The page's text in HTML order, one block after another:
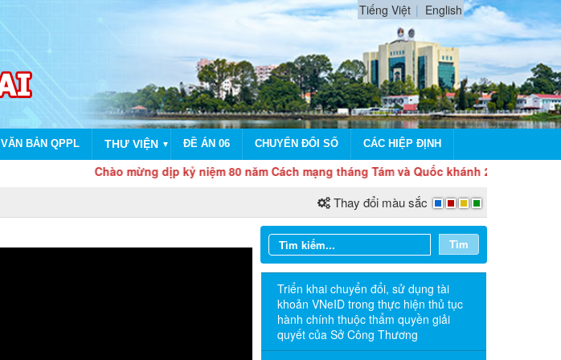
Tiếng Việt English
VĂN BẢN QPPL THƯ VIỆN ▼ ĐỀ ÁN 06 CHUYỂN ĐỔI SỐ CÁC HIỆP ĐỊNH
Chào mừng dịp kỷ niệm 80 năm Cách mạng tháng Tám và Quốc khánh 2/9
Thay đổi màu sắc
Tìm
Triển khai chuyển đổi, sử dụng tài
khoản VNeID trong thực hiện thủ tục
hành chính thuộc thẩm quyền giải
quyết của Sở Công Thương